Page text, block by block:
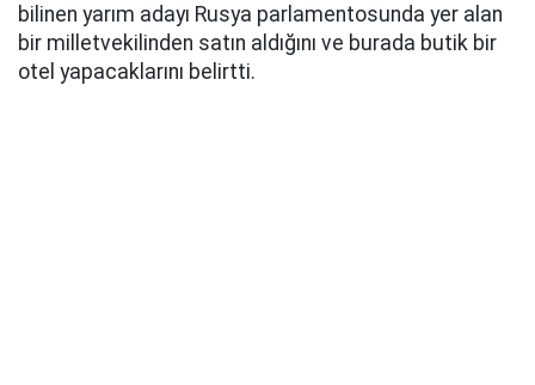
bilinen yarım adayı Rusya parlamentosunda yer alan
bir milletvekilinden satın aldığını ve burada butik bir
otel yapacaklarını belirtti.